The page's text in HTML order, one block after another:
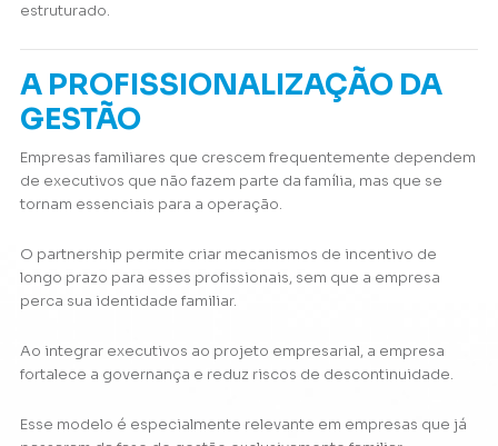
estruturado.
A PROFISSIONALIZAÇÃO DA
GESTÃO
Empresas familiares que crescem frequentemente dependem
de executivos que não fazem parte da família, mas que se
tornam essenciais para a operação.
O partnership permite criar mecanismos de incentivo de
longo prazo para esses profissionais, sem que a empresa
perca sua identidade familiar.
Ao integrar executivos ao projeto empresarial, a empresa
fortalece a governança e reduz riscos de descontinuidade.
Esse modelo é especialmente relevante em empresas que já